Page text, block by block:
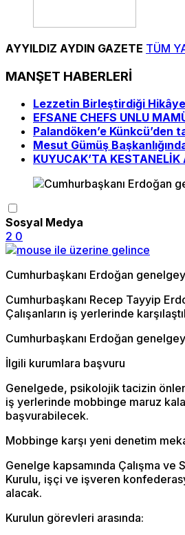
AYYILDIZ AYDIN GAZETE TÜM
MANŞET HABERLERİ
Lezzetin Birleştirdiği
EFSANE CHEFS UNLU
Palandöken’e Künkcü’den
Mesut Gümüş
KUYUCAK’TA
Sosyal Medya
2 0
Cumhurbaşkanı Erdoğan
Cumhurbaşkanı Recep Tayyip
Çalışanların iş yerlerinde
Cumhurbaşkanı Erdoğan
İlgili kurumlara başvuru
Genelgede, psikolojik tacizin
iş yerlerinde mobbinge maruz
başvurabilecek.
Mobbinge karşı yeni denetim
Genelge kapsamında Çalışma
Kurulu, işçi ve işveren
alacak.
Kurulun görevleri arasında: